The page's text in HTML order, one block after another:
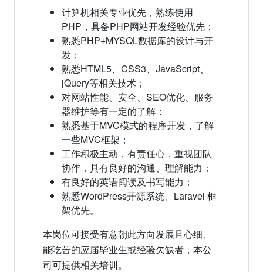
计算机相关专业优先，熟练使用
PHP，具备PHP网站开发经验优先；
熟悉PHP+MYSQL数据库的设计与开
发；
熟悉HTML5、CSS3、JavaScript、
jQuery等相关技术；
对网站性能、安全、SEO优化、服务
器维护等有一定的了解；
熟悉基于MVC模式的程序开发，了解
一些MVC框架；
工作积极主动，有责任心，重视团队
协作，具有良好的沟通、理解能力；
有良好的英语阅读及书写能力；
熟悉WordPress开源系统、Laravel 框
架优先。
本岗位可接受有意朝此方向发展且心细、
能吃苦的应届毕业生或经验欠缺者，本公
司可提供相关培训。